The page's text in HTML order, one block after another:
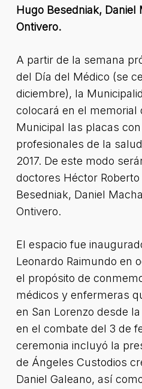
Hugo Besedniak, Daniel
Ontivero.
A partir de la semana
del Día del Médico (se
diciembre), la
colocará en el memorial
Municipal las placas
profesionales de la
2017. De este modo
doctores Héctor
Besedniak, Daniel
Ontivero.
El espacio fue
Leonardo Raimundo en
el propósito de
médicos y enfermeras
en San Lorenzo desde
en el combate del 3 de
ceremonia incluyó la
de Ángeles Custodios
Daniel Galeano, así